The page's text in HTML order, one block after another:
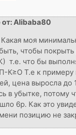
Alibaba80
моя
чтобы покрыть
т.е. что бы
К≥О Т.е к примеру
цена выросла до
в убытке, потому
6р. Как это
позицию не